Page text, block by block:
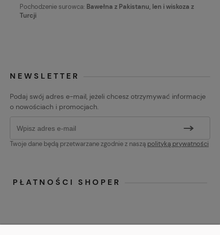
Pochodzenie surowca: Bawełna z Pakistanu, len i wiskoza z
Turcji
NEWSLETTER
Podaj swój adres e-mail, jeżeli chcesz otrzymywać informacje
o nowościach i promocjach.
Twoje dane będą przetwarzane zgodnie z naszą polityką prywatności
PŁATNOŚCI SHOPER